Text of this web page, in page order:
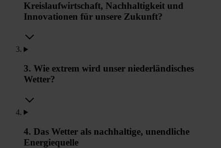
Kreislaufwirtschaft, Nachhaltigkeit und
Innovationen für unsere Zukunft?
3. Wie extrem wird unser niederländisches
Wetter?
4. Das Wetter als nachhaltige, unendliche
Energiequelle